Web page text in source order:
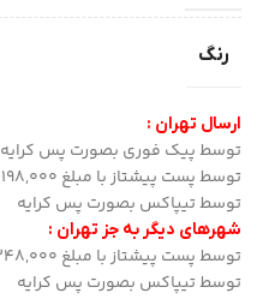
رنگ
ارسال تهران :
توسط پیک فوری بصورت پس کرایه
توسط پست پیشتاز با مبلغ 198,000 تومان
توسط تیپاکس بصورت پس کرایه
شهرهای دیگر به جز تهران :
توسط پست پیشتاز با مبلغ 248,000 تومان
توسط تیپاکس بصورت پس کرایه